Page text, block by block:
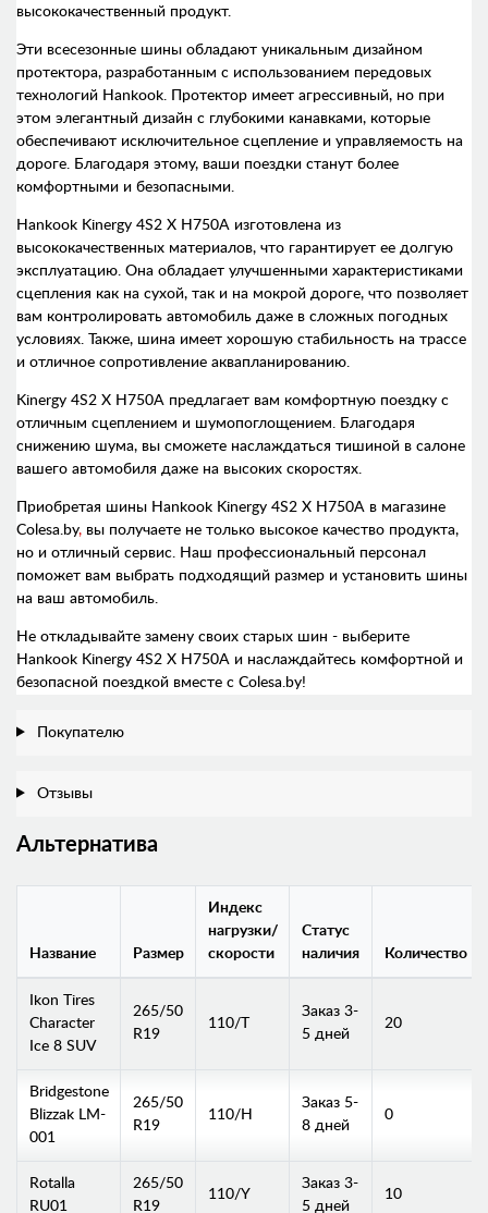
высококачественный продукт.
Эти всесезонные шины обладают уникальным дизайном
протектора, разработанным с использованием передовых
технологий Hankook. Протектор имеет агрессивный, но при
этом элегантный дизайн с глубокими канавками, которые
обеспечивают исключительное сцепление и управляемость на
дороге. Благодаря этому, ваши поездки станут более
комфортными и безопасными.
Hankook Kinergy 4S2 X H750A изготовлена из
высококачественных материалов, что гарантирует ее долгую
эксплуатацию. Она обладает улучшенными характеристиками
сцепления как на сухой, так и на мокрой дороге, что позволяет
вам контролировать автомобиль даже в сложных погодных
условиях. Также, шина имеет хорошую стабильность на трассе
и отличное сопротивление аквапланированию.
Kinergy 4S2 X H750A предлагает вам комфортную поездку с
отличным сцеплением и шумопоглощением. Благодаря
снижению шума, вы сможете наслаждаться тишиной в салоне
вашего автомобиля даже на высоких скоростях.
Приобретая шины Hankook Kinergy 4S2 X H750A в магазине
Colesa.by, вы получаете не только высокое качество продукта,
но и отличный сервис. Наш профессиональный персонал
поможет вам выбрать подходящий размер и установить шины
на ваш автомобиль.
Не откладывайте замену своих старых шин - выберите
Hankook Kinergy 4S2 X H750A и наслаждайтесь комфортной и
безопасной поездкой вместе с Colesa.by!
Покупателю
Отзывы
Альтернатива
Название Размер
Индекс
нагрузки/
скорости
Статус
наличия
Количество
Ikon Tires
Character
Ice 8 SUV
265/50
R19
110/T
Заказ 3-
5 дней
20
Bridgestone
Blizzak LM-
001
265/50
R19
110/H
Заказ 5-
8 дней
0
Rotalla
RU01
265/50
R19
110/Y
Заказ 3-
5 дней
10